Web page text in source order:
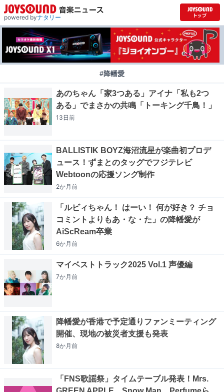
powered byナタリー
#降幡愛
あのちゃん「家3つある」アイナ「私も2つ
ある」でまさかの共鳴「トーキング千鳥！」
13日前
BALLISTIK BOYZ海沼流星が楽曲初プロデ
ュース！ずまとのタッグでフジテレビ
Webtoonの応援ソング制作
2か月前
「ルビィちゃん！ はーい！ 何が好き？ チョ
コミントよりもあ・な・た」の降幡愛が
AiScReam卒業
6か月前
マイベストトラック2025 Vol.1 声優編
7か月前
降幡愛が香港で予定通りファンミーティング
開催、現地の被災者支援も発表
8か月前
「FNS歌謡祭」タイムテーブル発表！Mrs.